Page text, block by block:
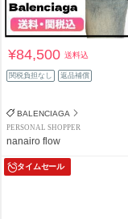
¥84,500送料込
関税負担なし 返品補償
BALENCIAGA
PERSONAL SHOPPER
nanairo flow
タイムセール